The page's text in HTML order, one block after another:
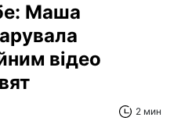
Маша
відео
2 мин